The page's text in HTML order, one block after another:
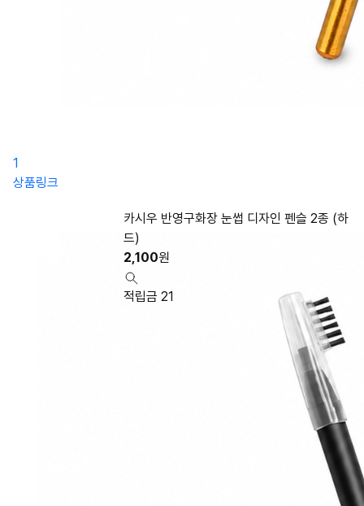
1
상품링크
카시우 반영구화장 눈썹 디자인 펜슬 2종 (하
드)
2,100원
적립금 21